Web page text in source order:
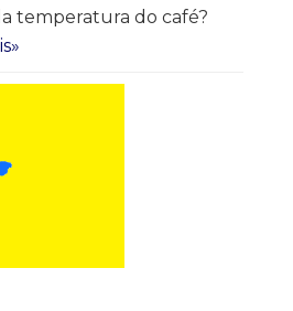
temperatura do café?